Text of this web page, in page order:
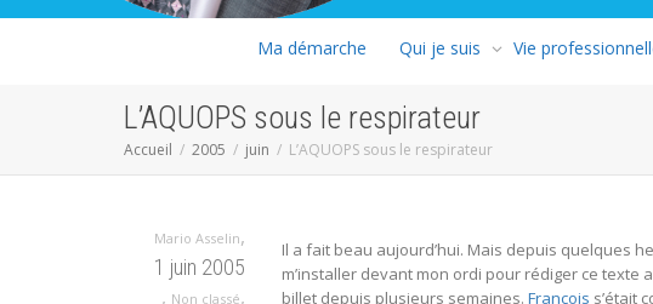
Ma démarche Qui je suis Vie
L’AQUOPS sous le respirateur
Accueil 2005 juin L’AQUOPS sous le respirateur
Mario Asselin,
1 juin 2005
, Non classé,
Il a fait beau aujourd’hui. Mais depuis quelques
m’installer devant mon ordi pour rédiger ce
billet depuis plusieurs semaines. François s’était